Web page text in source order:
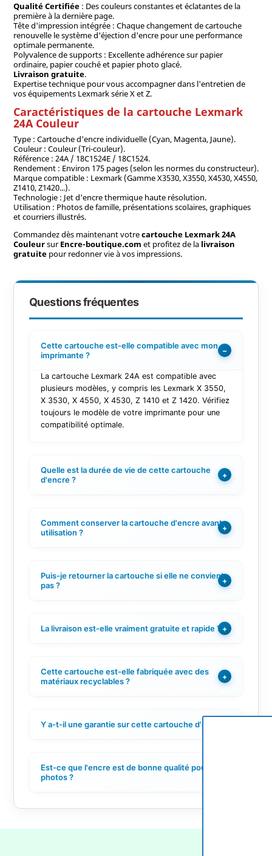
Qualité Certifiée: Des couleurs constantes et éclatantes de la
première à la dernière page.
Tête d'impression intégrée : Chaque changement de cartouche
renouvelle le système d'éjection d'encre pour une performance
optimale permanente.
Polyvalence de supports : Excellente adhérence sur papier
ordinaire, papier couché et papier photo glacé.
Livraison gratuite.
Expertise technique pour vous accompagner dans l'entretien de
vos équipements Lexmark série X et Z.
Caractéristiques de la cartouche Lexmark
24A Couleur
Type : Cartouche d'encre individuelle (Cyan, Magenta, Jaune).
Couleur : Couleur (Tri-couleur).
Référence : 24A / 18C1524E / 18C1524.
Rendement : Environ 175 pages (selon les normes du constructeur).
Marque compatible : Lexmark (Gamme X3530, X3550, X4530, X4550,
Z1410, Z1420...).
Technologie : Jet d'encre thermique haute résolution.
Utilisation : Photos de famille, présentations scolaires, graphiques
et courriers illustrés.
Commandez dès maintenant votrecartouche Lexmark 24A
CouleursurEncre-boutique.com et profitez de la livraison
gratuitepour redonner vie à vos impressions.
Questions fréquentes
Cette cartouche est-elle compatible avec mon
imprimante ?
−
La cartouche Lexmark 24A est compatible avec
plusieurs modèles, y compris les Lexmark X 3550,
X 3530, X 4550, X 4530, Z 1410 et Z 1420. Vérifiez
toujours le modèle de votre imprimante pour une
compatibilité optimale.
Quelle est la durée de vie de cette cartouche
d'encre ?
+
Comment conserver la cartouche d'encre avant
utilisation ?
+
Puis-je retourner la cartouche si elle ne convient
pas ?
+
La livraison est-elle vraiment gratuite et rapide ? +
Cette cartouche est-elle fabriquée avec des
matériaux recyclables ?
+
Y a-t-il une garantie sur cette cartouche d'encre ?
Est-ce que l'encre est de bonne qualité pour les
photos ?